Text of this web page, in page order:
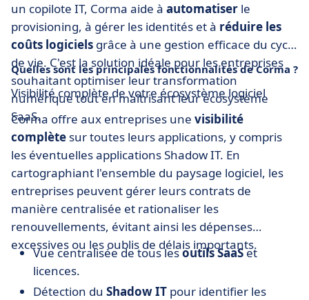
un copilote IT, Corma aide à automatiser le
provisioning, à gérer les identités et à réduire les
coûts logiciels grâce à une gestion efficace du cycle
de vie. C'est la solution idéale pour les entreprises
souhaitant optimiser leur transformation
numérique tout en maîtrisant leur écosystème
SaaS.
Quelles sont les principales fonctionnalités de Corma ?
Visibilité complète de votre écosystème logiciel
Corma offre aux entreprises une visibilité
complète sur toutes leurs applications, y compris
les éventuelles applications Shadow IT. En
cartographiant l'ensemble du paysage logiciel, les
entreprises peuvent gérer leurs contrats de
manière centralisée et rationaliser les
renouvellements, évitant ainsi les dépenses
excessives ou les oublis de délais importants.
Vue centralisée de tous lesoutils SaaSet
licences.
Détection du Shadow IT pour identifier les